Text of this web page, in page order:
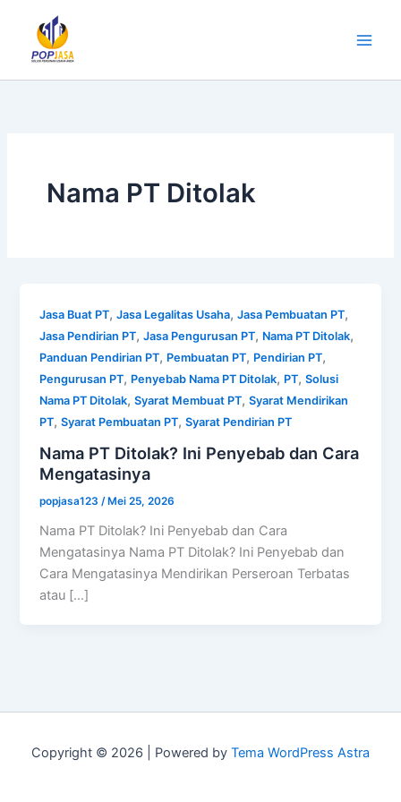
konten
Nama PT Ditolak
Jasa Buat PT,Jasa Legalitas Usaha,Jasa Pembuatan PT,
Jasa Pendirian PT,Jasa Pengurusan PT, Nama PT Ditolak,
Panduan Pendirian PT, Pembuatan PT, Pendirian PT,
Pengurusan PT, Penyebab Nama PT Ditolak, PT,Solusi
Nama PT Ditolak,Syarat Membuat PT,Syarat Mendirikan
PT,Syarat Pembuatan PT,Syarat Pendirian PT
Nama PT Ditolak? Ini Penyebab dan Cara
Mengatasinya
popjasa123 /Mei 25, 2026
Nama PT Ditolak? Ini Penyebab dan Cara
Mengatasinya Nama PT Ditolak? Ini Penyebab dan
Cara Mengatasinya Mendirikan Perseroan Terbatas
atau […]
Copyright © 2026 | Powered by Tema WordPress Astra